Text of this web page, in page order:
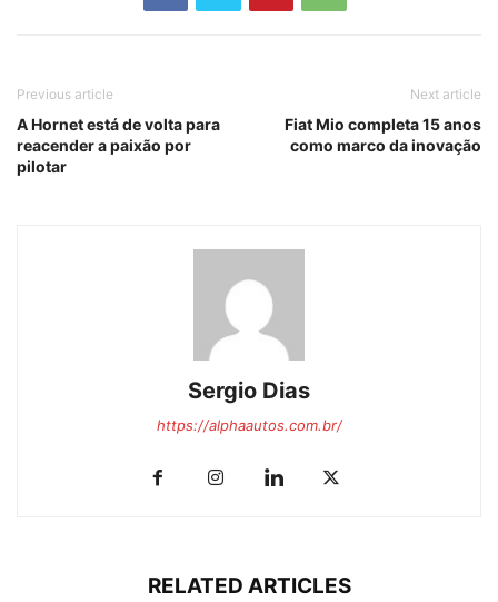
Previous article
A Hornet está de volta para
reacender a paixão por
pilotar
Next article
Fiat Mio completa 15 anos
como marco da inovação
Sergio Dias
https://alphaautos.com.br/
RELATED ARTICLES